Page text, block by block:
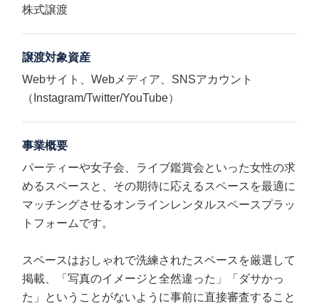
株式譲渡
譲渡対象資産
Webサイト、Webメディア、SNSアカウント
（Instagram/Twitter/YouTube）
事業概要
パーティーや女子会、ライブ鑑賞会といった女性の求
めるスペースと、その期待に応えるスペースを最適に
マッチングさせるオンラインレンタルスペースプラッ
トフォームです。
スペースはおしゃれで洗練されたスペースを厳選して
掲載、「写真のイメージと全然違った」「ダサかっ
た」ということがないように事前に直接審査すること